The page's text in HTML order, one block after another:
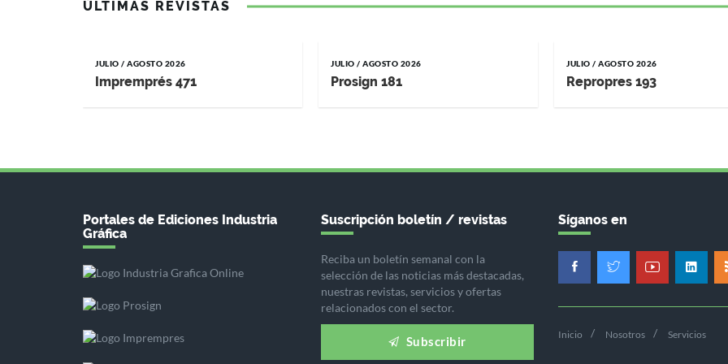
ÚLTIMAS REVISTAS
JULIO / AGOSTO 2026
Impremprés 471
JULIO / AGOSTO 2026
Prosign 181
JULIO / AGOSTO 2026
Repropres 193
Portales de Ediciones Industria
Gráfica
Suscripción boletín / revistas
Reciba un boletín semanal con la
selección de las noticias más destacadas,
nuestras revistas, servicios y ofertas
relacionados con el sector.
Subscribir
Síganos en
Inicio Nosotros Servicios